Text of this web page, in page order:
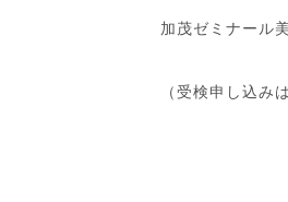
加茂ゼミナール
（受検申し込み